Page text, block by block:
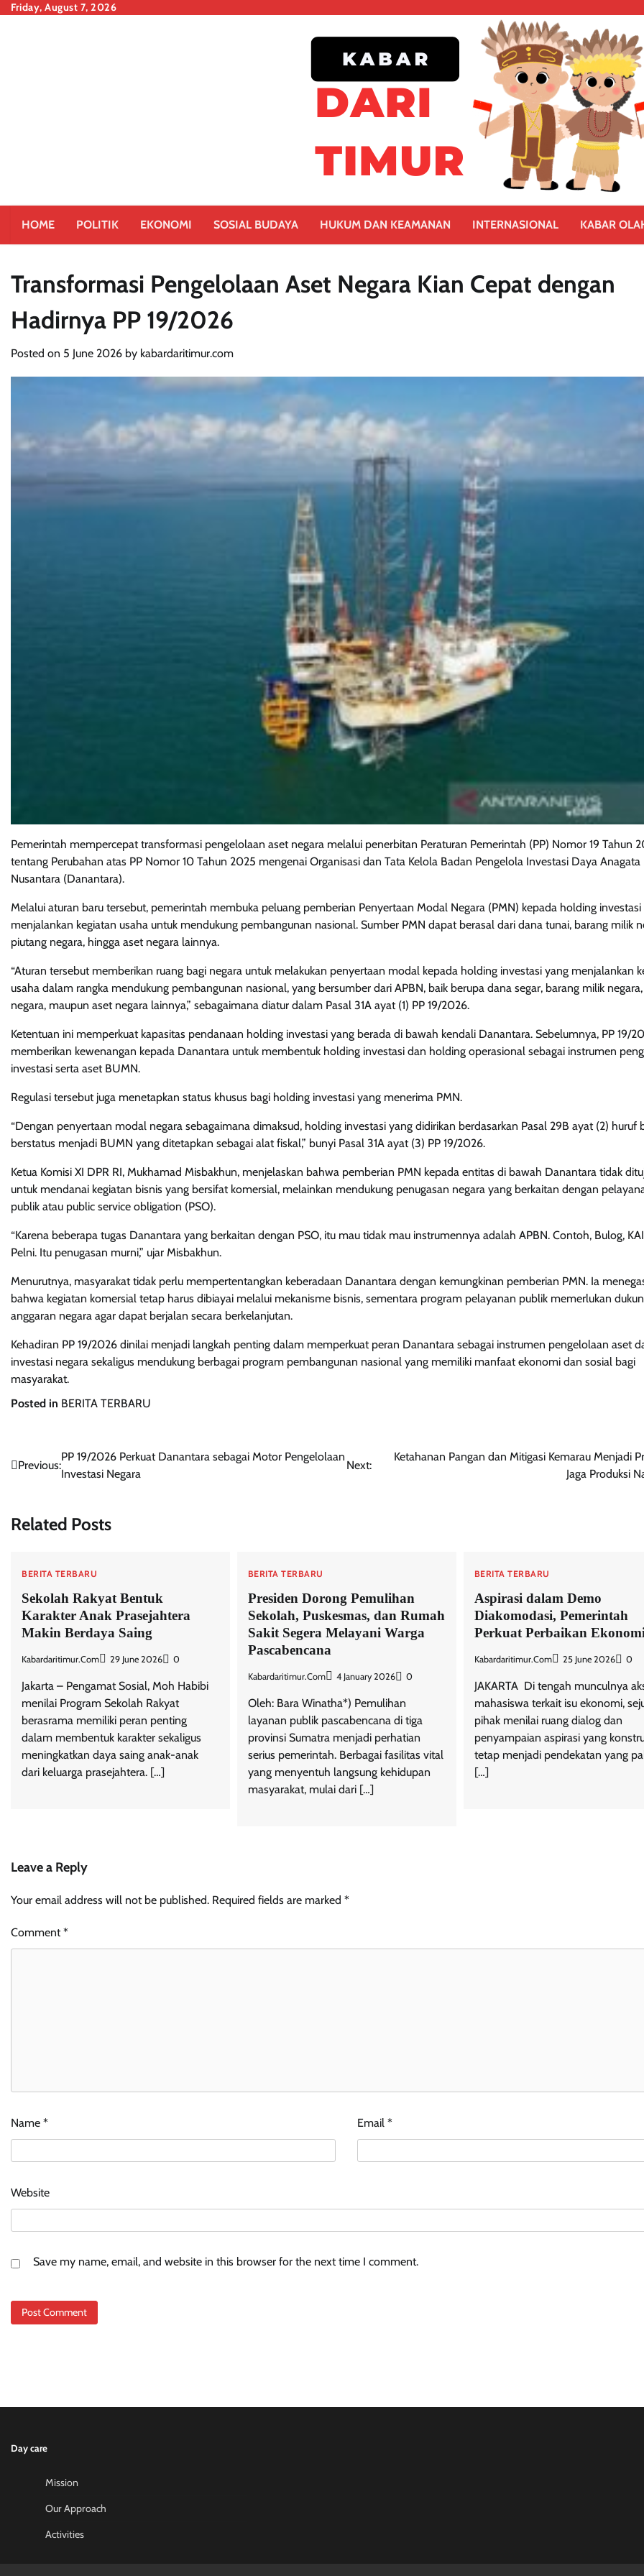
SkipFriday, August 7, 2026
HOME POLITIK EKONOMI SOSIAL BUDAYA HUKUM DAN KEAMANAN INTERNASIONAL KABAR
Transformasi Pengelolaan Aset Negara Kian Cepat dengan
Hadirnya PP 19/2026
Posted on 5 June 2026 by kabardaritimur.com
Pemerintah mempercepat transformasi pengelolaan aset negara melalui penerbitan Peraturan Pemerintah (PP) Nomor 19 Tahun
tentang Perubahan atas PP Nomor 10 Tahun 2025 mengenai Organisasi dan Tata Kelola Badan Pengelola Investasi Daya Anagata
Nusantara (Danantara).
Melalui aturan baru tersebut, pemerintah membuka peluang pemberian Penyertaan Modal Negara (PMN) kepada holding investasi
menjalankan kegiatan usaha untuk mendukung pembangunan nasional. Sumber PMN dapat berasal dari dana tunai, barang milik
piutang negara, hingga aset negara lainnya.
“Aturan tersebut memberikan ruang bagi negara untuk melakukan penyertaan modal kepada holding investasi yang menjalankan
usaha dalam rangka mendukung pembangunan nasional, yang bersumber dari APBN, baik berupa dana segar, barang milik
negara, maupun aset negara lainnya,” sebagaimana diatur dalam Pasal 31A ayat (1) PP 19/2026.
Ketentuan ini memperkuat kapasitas pendanaan holding investasi yang berada di bawah kendali Danantara. Sebelumnya, PP 19/
memberikan kewenangan kepada Danantara untuk membentuk holding investasi dan holding operasional sebagai instrumen
investasi serta aset BUMN.
Regulasi tersebut juga menetapkan status khusus bagi holding investasi yang menerima PMN.
“Dengan penyertaan modal negara sebagaimana dimaksud, holding investasi yang didirikan berdasarkan Pasal 29B ayat (2) huruf
berstatus menjadi BUMN yang ditetapkan sebagai alat fiskal,” bunyi Pasal 31A ayat (3) PP 19/2026.
Ketua Komisi XI DPR RI, Mukhamad Misbakhun, menjelaskan bahwa pemberian PMN kepada entitas di bawah Danantara tidak
untuk mendanai kegiatan bisnis yang bersifat komersial, melainkan mendukung penugasan negara yang berkaitan dengan
publik atau public service obligation (PSO).
“Karena beberapa tugas Danantara yang berkaitan dengan PSO, itu mau tidak mau instrumennya adalah APBN. Contoh, Bulog,
Pelni. Itu penugasan murni,” ujar Misbakhun.
Menurutnya, masyarakat tidak perlu mempertentangkan keberadaan Danantara dengan kemungkinan pemberian PMN. Ia
bahwa kegiatan komersial tetap harus dibiayai melalui mekanisme bisnis, sementara program pelayanan publik memerlukan
anggaran negara agar dapat berjalan secara berkelanjutan.
Kehadiran PP 19/2026 dinilai menjadi langkah penting dalam memperkuat peran Danantara sebagai instrumen pengelolaan aset
investasi negara sekaligus mendukung berbagai program pembangunan nasional yang memiliki manfaat ekonomi dan sosial bagi
masyarakat.
Posted in BERITA TERBARU
Post
Previous:
PP 19/2026 Perkuat Danantara sebagai Motor Pengelolaan
Investasi Negara
Next:
Ketahanan Pangan dan Mitigasi Kemarau Menjadi
Jaga Produksi
Related Posts
BERITA TERBARU
Sekolah Rakyat Bentuk
Karakter Anak Prasejahtera
Makin Berdaya Saing
Kabardaritimur.com 29 June 2026 0
Jakarta – Pengamat Sosial, Moh Habibi
menilai Program Sekolah Rakyat
berasrama memiliki peran penting
dalam membentuk karakter sekaligus
meningkatkan daya saing anak-anak
dari keluarga prasejahtera. […]
BERITA TERBARU
Presiden Dorong Pemulihan
Sekolah, Puskesmas, dan Rumah
Sakit Segera Melayani Warga
Pascabencana
Kabardaritimur.com 4 January 2026 0
Oleh: Bara Winatha*) Pemulihan
layanan publik pascabencana di tiga
provinsi Sumatra menjadi perhatian
serius pemerintah. Berbagai fasilitas vital
yang menyentuh langsung kehidupan
masyarakat, mulai dari […]
BERITA TERBARU
Aspirasi dalam Demo
Diakomodasi, Pemerintah
Perkuat Perbaikan Ekonomi
Kabardaritimur.com 25 June 2026 0
JAKARTA  Di tengah munculnya
mahasiswa terkait isu ekonomi,
pihak menilai ruang dialog dan
penyampaian aspirasi yang
tetap menjadi pendekatan yang
[…]
Leave a Reply
Your email address will not be published. Required fields are marked *
Comment*
Name * Email*
Website
Save my name, email, and website in this browser for the next time I comment.
Day care
Mission
Our Approach
Activities